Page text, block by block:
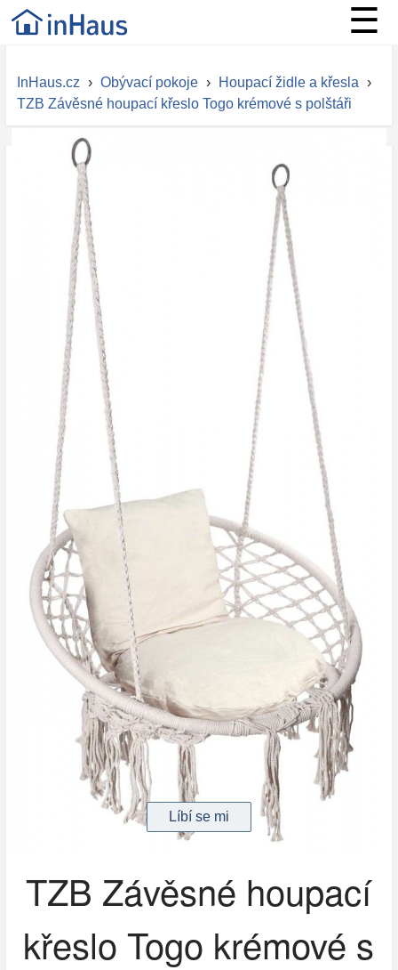
☰
InHaus.cz › Obývací pokoje › Houpací židle a křesla ›
TZB Závěsné houpací křeslo Togo krémové s polštáři
TZB Závěsné houpací
křeslo Togo krémové s